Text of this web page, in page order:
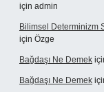
için admin
Bilimsel Determinizm
için Özge
Bağdaşı Ne Demek
Bağdaşı Ne Demek